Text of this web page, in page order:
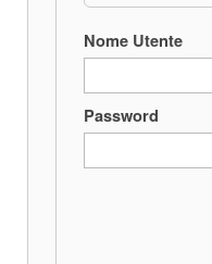
Nome Utente
Password